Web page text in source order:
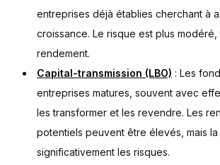
entreprises déjà établies cherchant à
croissance. Le risque est plus modéré,
rendement.
Capital-transmission (LBO) : Les
entreprises matures, souvent avec
les transformer et les revendre. Les
potentiels peuvent être élevés, mais
significativement les risques.